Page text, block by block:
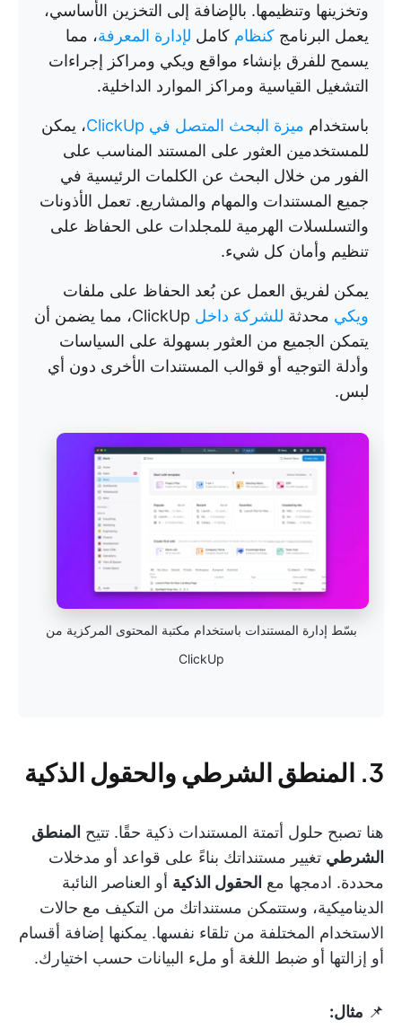
وتخزينها وتنظيمها. بالإضافة إلى التخزين الأساسي،
يعمل البرنامج كنظام كامل لإدارة المعرفة، مما
يسمح للفرق بإنشاء مواقع ويكي ومراكز إجراءات
التشغيل القياسية ومراكز الموارد الداخلية.
باستخدام ميزة البحث المتصل في ClickUp
، يمكن
للمستخدمين العثور على المستند المناسب على
الفور من خلال البحث عن الكلمات الرئيسية في
جميع المستندات والمهام والمشاريع. تعمل الأذونات
والتسلسلات الهرمية للمجلدات على الحفاظ على
تنظيم وأمان كل شيء.
يمكن لفريق العمل عن بُعد الحفاظ على ملفات
ويكي محدثة للشركة داخل
ClickUp، مما يضمن أن
يتمكن الجميع من العثور بسهولة على السياسات
وأدلة التوجيه أو قوالب المستندات الأخرى دون أي
لبس.
بسّط إدارة المستندات باستخدام مكتبة المحتوى المركزية من
ClickUp
3. المنطق الشرطي والحقول الذكية
هنا تصبح حلول أتمتة المستندات ذكية حقًا. تتيح المنطق
الشرطي تغيير مستنداتك بناءً على قواعد أو مدخلات
محددة. ادمجها مع الحقول الذكية أو العناصر النائبة
الديناميكية، وستتمكن مستنداتك من التكيف مع حالات
الاستخدام المختلفة من تلقاء نفسها. يمكنها إضافة أقسام
أو إزالتها أو ضبط اللغة أو ملء البيانات حسب اختيارك.
📌 مثال: